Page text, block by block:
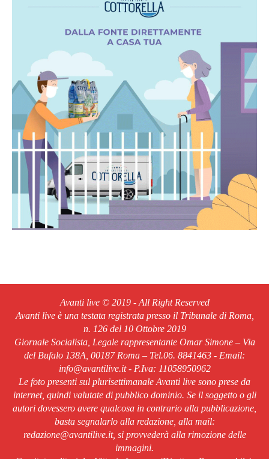
Avanti live © 2019 - All Right Reserved
Avanti live è una testata registrata presso il Tribunale di Roma,
n. 126 del 10 Ottobre 2019
Giornale Socialista, Legale rappresentante Omar Simone – Via
del Bufalo 138A, 00187 Roma – Tel.06. 8841463 - Email:
info@avantilive.it - P.Iva: 11058950962
Le foto presenti sul plurisettimanale Avanti live sono prese da
internet, quindi valutate di pubblico dominio. Se il soggetto o gli
autori dovessero avere qualcosa in contrario alla pubblicazione,
basta segnalarlo alla redazione, alla mail:
redazione@avantilive.it, si provvederà alla rimozione delle
immagini.